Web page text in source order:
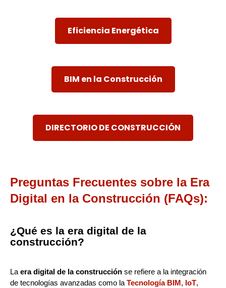
Eficiencia Energética
BIM en la Construcción
DIRECTORIO DE CONSTRUCCIÓN
Preguntas Frecuentes sobre la Era
Digital en la Construcción (FAQs):
¿Qué es la era digital de la
construcción?
Laera digital de la construcción se refiere a la integración
de tecnologías avanzadas como laTecnología BIM, IoT,